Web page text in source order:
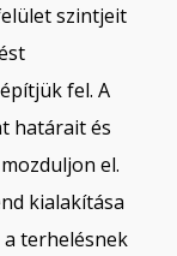
szintjeit
fel. A
határait és
el.
kialakítása
a terhelésnek